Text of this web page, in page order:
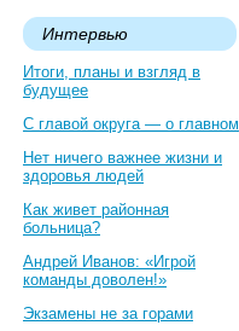
Интервью
Итоги, планы и взгляд в
будущее
С главой округа — о главном
Нет ничего важнее жизни и
здоровья людей
Как живет районная
больница?
Андрей Иванов: «Игрой
команды доволен!»
Экзамены не за горами